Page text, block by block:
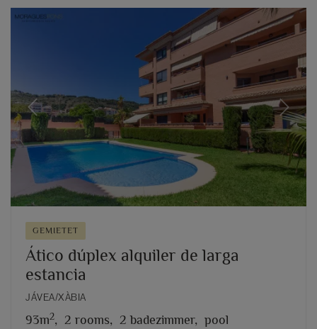
Previous Next
GEMIETET
Ático dúplex alquiler de larga
estancia
JÁVEA/XÀBIA
93m2, 2 rooms, 2 badezimmer, pool